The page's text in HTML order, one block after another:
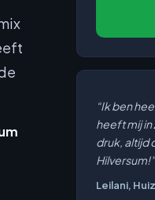
“Ik ben
heeft mij
druk, altijd
Hilversum!”
Leilani,